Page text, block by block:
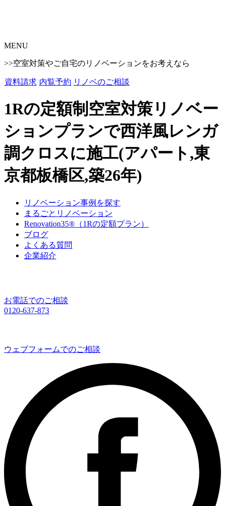
MENU
>>空室対策やご自宅のリノベーションをお考えなら
資料請求 内覧予約 リノベのご相談
1Rの定額制空室対策リノベー
ションプランで西洋風レンガ
調クロスに施工(アパート,東
京都板橋区,築26年)
リノベーション事例を探す
まるごとリノベーション
Renovation35®（1Rの定額プラン）
ブログ
よくある質問
企業紹介
お電話でのご相談
0120-637-873
ウェブフォームでのご相談